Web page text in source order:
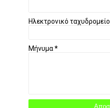
Ηλεκτρονικό ταχυδρομείο
Μήνυμα*